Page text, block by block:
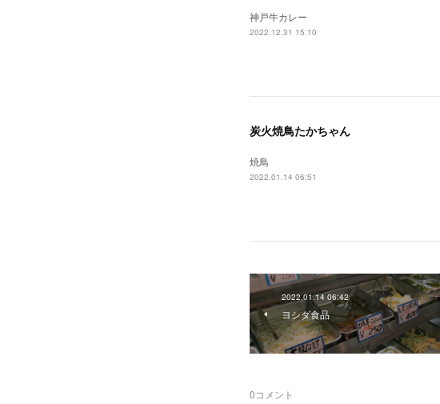
神戸牛カレー
2022.12.31 15:10
炭火焼鳥たかちゃん
焼鳥
2022.01.14 06:51
2022.01.14 06:42
ヨシダ食品
0コメント